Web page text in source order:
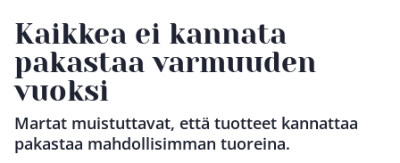
Kaikkea ei kannata
pakastaa varmuuden
vuoksi
Martat muistuttavat, että tuotteet kannattaa
pakastaa mahdollisimman tuoreina.